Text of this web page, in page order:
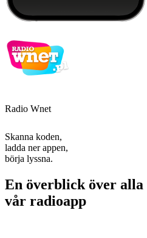
Radio Wnet
Skanna koden,
ladda ner appen,
börja lyssna.
En överblick över
vår radioapp